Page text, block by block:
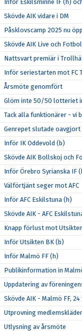
Inför Eskilsminne IF (h)
Skövde AIK vidare i DM
Påsklovscamp 2025 nu
Skövde AIK Live och
Nattsvart premiär i
Inför seriestarten mot FC
Årsmöte genomfört
Glöm inte 50/50 lotteriet
Tack alla funktionärer - vi
Genrepet slutade oavgjort
Inför IK Oddevold (b)
Skövde AIK Bollskoj och
Inför Örebro Syrianska IF
Välförtjänt seger mot AFC
Inför AFC Eskilstuna (h)
Skövde AIK - AFC
Knapp förlust mot Utsikten
Inför Utsikten BK (b)
Inför Malmö FF (h)
Publikinformation in
Uppdatering av
Skövde AIK - Malmö FF, 24
Utprovning
Utlysning av årsmöte